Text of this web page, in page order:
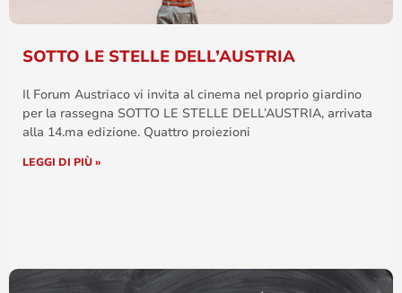
SOTTO LE STELLE DELL’AUSTRIA
Il Forum Austriaco vi invita al cinema nel proprio giardino
per la rassegna SOTTO LE STELLE DELL’AUSTRIA, arrivata
alla 14.ma edizione. Quattro proiezioni
LEGGI DI PIÙ »